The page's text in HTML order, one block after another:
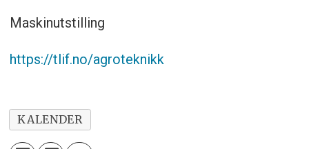
Maskinutstilling
https://tlif.no/agroteknikk
KALENDER